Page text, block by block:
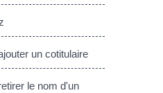
un cotitulaire
le nom d'un